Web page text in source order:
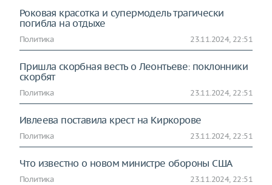
Роковая красотка и супермодель трагически
погибла на отдыхе
Политика 23.11.2024, 22:51
Пришла скорбная весть о Леонтьеве: поклонники
скорбят
Политика 23.11.2024, 22:51
Ивлеева поставила крест на Киркорове
Политика 23.11.2024, 22:51
Что известно о новом министре обороны США
Политика 23.11.2024, 22:51